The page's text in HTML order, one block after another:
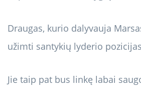
Draugas, kurio dalyvauja
užimti santykių lyderio
Jie taip pat bus linkę labai